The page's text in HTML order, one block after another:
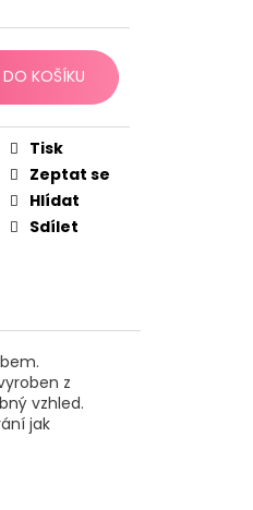
DO KOŠÍKU
Tisk
Zeptat se
Hlídat
Sdílet
z
vzhled.
jak